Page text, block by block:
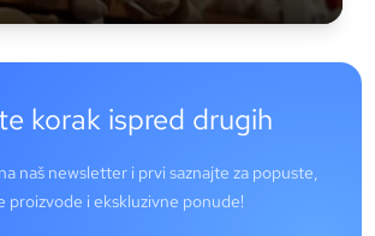
korak ispred drugih
naš newsletter i prvi saznajte za popuste,
proizvode i ekskluzivne ponude!